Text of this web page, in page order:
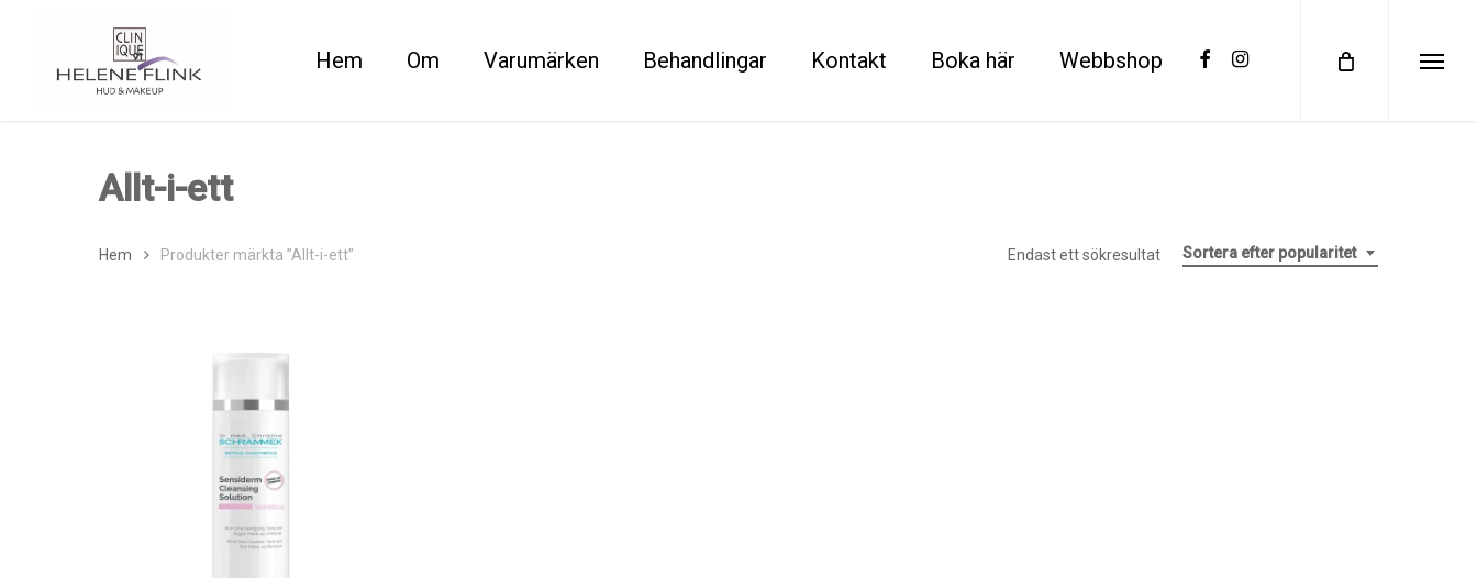
Hem Om Varumärken Behandlingar Kontakt Boka här Webbshop facebookinstagram Menu
Allt-i-ett
Sortera efter popularitet
Endast ett sökresultat
Hem Produkter märkta ”Allt-i-ett”